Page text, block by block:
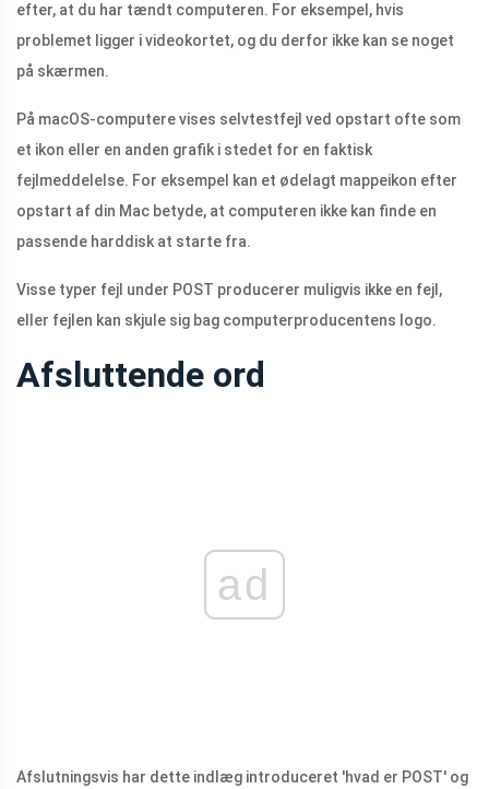
efter, at du har tændt computeren. For eksempel, hvis
problemet ligger i videokortet, og du derfor ikke kan se noget
på skærmen.
På macOS-computere vises selvtestfejl ved opstart ofte som
et ikon eller en anden grafik i stedet for en faktisk
fejlmeddelelse. For eksempel kan et ødelagt mappeikon efter
opstart af din Mac betyde, at computeren ikke kan finde en
passende harddisk at starte fra.
Visse typer fejl under POST producerer muligvis ikke en fejl,
eller fejlen kan skjule sig bag computerproducentens logo.
Afsluttende ord
ad
Afslutningsvis har dette indlæg introduceret 'hvad er POST' og